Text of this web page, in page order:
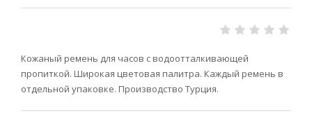
Кожаный ремень для часов с водоотталкивающей
пропиткой. Широкая цветовая палитра. Каждый ремень в
отдельной упаковке. Производство Турция.